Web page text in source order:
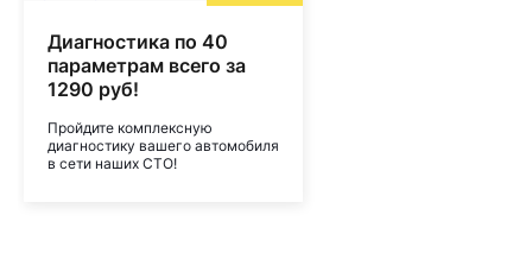
Диагностика по 40
параметрам всего за
1290 руб!
Пройдите комплексную
диагностику вашего автомобиля
в сети наших СТО!